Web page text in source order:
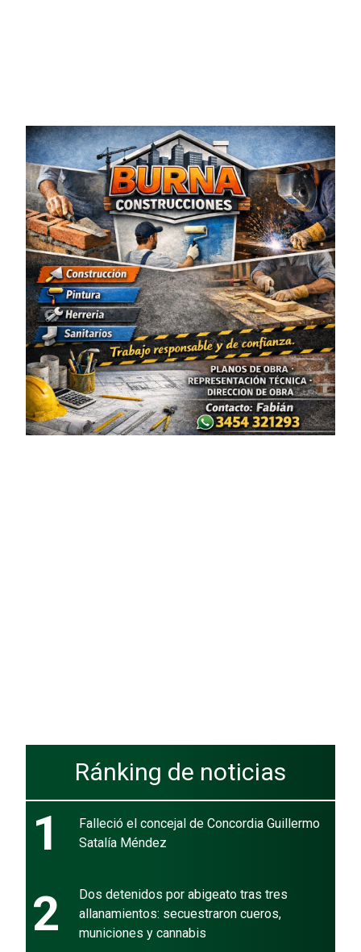
Ránking de noticias
1
Falleció el concejal de Concordia Guillermo
Satalía Méndez
2
Dos detenidos por abigeato tras tres
allanamientos: secuestraron cueros,
municiones y cannabis